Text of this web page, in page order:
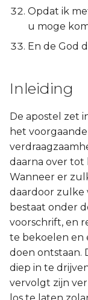
Opdat ik
u moge
En de God
Inleiding
De apostel zet
het
daarna over tot
Wanneer er
daardoor zulke
bestaat onder
voorschrift, en
te bekoelen en
doen ontstaan.
diep in te
vervolgt zijn